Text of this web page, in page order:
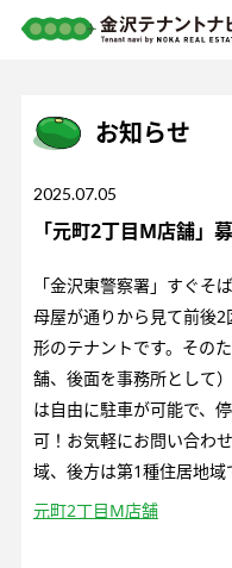
お知らせ
2025.07.05
「元町2丁目M店舗」
「金沢東警察署」すぐそ
母屋が通りから見て前後
形のテナントです。その
舗、後面を事務所として
は自由に駐車が可能で、
可！お気軽にお問い合
域、後方は第1種住居地域
元町2丁目M店舗